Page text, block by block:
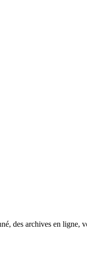
des archives en ligne,